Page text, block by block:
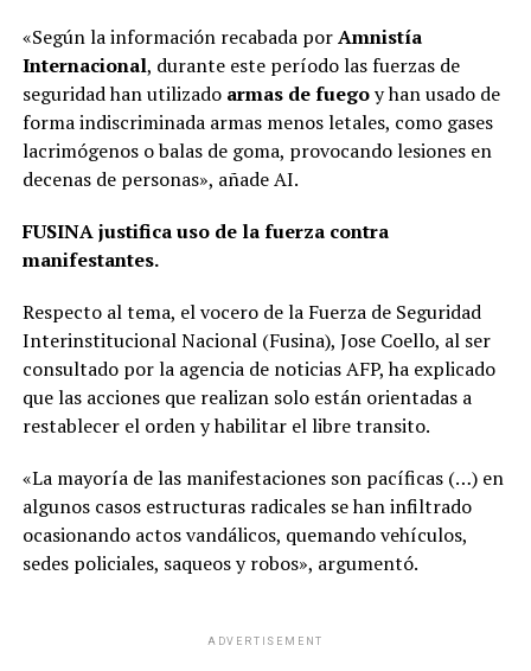
«Según la información recabada porAmnistía
Internacional, durante este período las fuerzas de
seguridad han utilizado armas de fuegoy han usado de
forma indiscriminada armas menos letales, como gases
lacrimógenos o balas de goma, provocando lesiones en
decenas de personas», añade AI.
FUSINA justifica uso de la fuerza contra
manifestantes.
Respecto al tema, el vocero de la Fuerza de Seguridad
Interinstitucional Nacional (Fusina), Jose Coello, al ser
consultado por la agencia de noticias AFP, ha explicado
que las acciones que realizan solo están orientadas a
restablecer el orden y habilitar el libre transito.
«La mayoría de las manifestaciones son pacíficas (…) en
algunos casos estructuras radicales se han infiltrado
ocasionando actos vandálicos, quemando vehículos,
sedes policiales, saqueos y robos», argumentó.
ADVERTISEMENT